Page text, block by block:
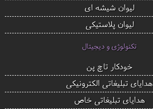
لیوان شیشه ای
لیوان پلاستیکی
تکنولوژی و دیجیتال
خودکار تاچ پن
هدایای تبلیغاتی الکترونیکی
هدایای تبلیغاتی خاص